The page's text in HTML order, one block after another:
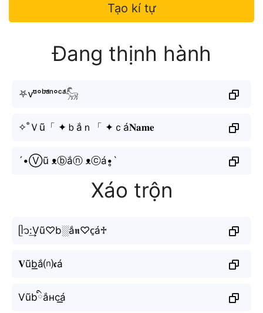
Tạo kí tự
Đang thịnh hành
⛧ᴠᵘ̃°ᵇᵃ̆́ⁿ°ᶜᵃ́𓃵
✧˚Ｖũ「 ✦ｂắｎ「 ✦ｃá𝐍𝐚𝐦𝐞
´•Ⓥũ ᴥⓑắⓝ ᴥⓒá•̥`
Xáo trộn
ᥫ᭡:͢Vũ♡b░ắ𝖓♡c̠á♱
𝐕ũb͟͟ắ⒩𝖈á
Vũbིắнc͟͟á